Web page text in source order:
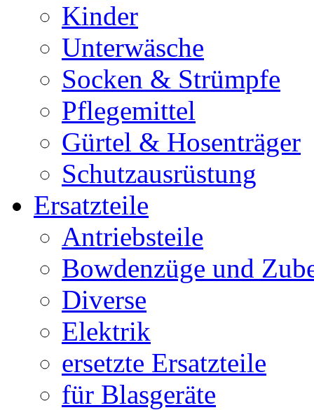
Kinder
Unterwäsche
Socken & Strümpfe
Pflegemittel
Gürtel & Hosenträger
Schutzausrüstung
Ersatzteile
Antriebsteile
Bowdenzüge und
Diverse
Elektrik
ersetzte Ersatzteile
für Blasgeräte